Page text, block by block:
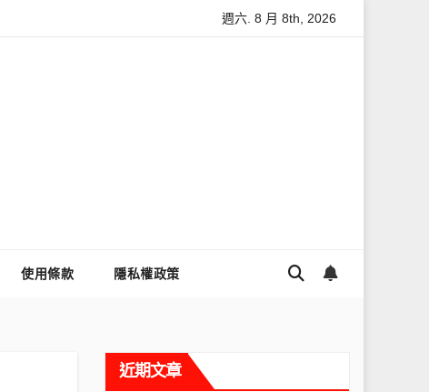
怎麼讓Threads流量變多？高效提升流量的完整教學
週六. 8 月 8th, 2026
使用條款 隱私權政策
近期文章